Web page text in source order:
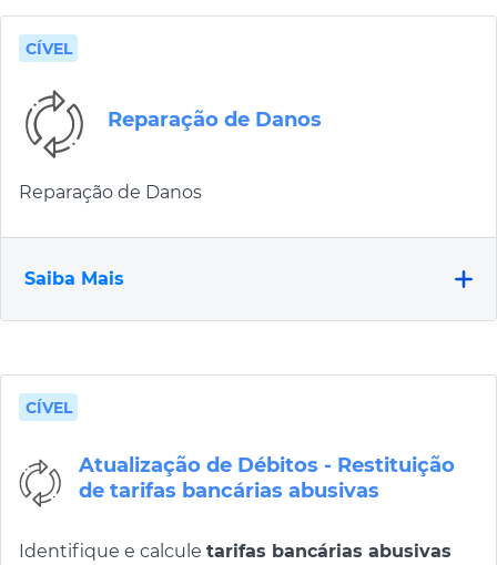
CÍVEL
Reparação de Danos
Reparação de Danos
Saiba Mais
CÍVEL
Atualização de Débitos - Restituição
de tarifas bancárias abusivas
Identifique e calcule tarifas bancárias abusivas